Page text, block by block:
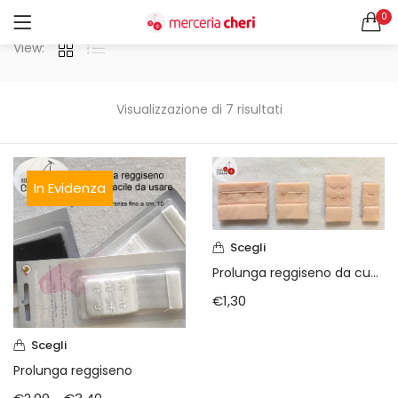
0
Password dimenticata?
Tutte le categorie
Accessori merceria (94)
Cesti portalavoro (8)
Aghi e spilli (24)
Applicazioni (26)
Borse (6)
Bottoni Vintage (204)
Lotti di Bottoni vintage (27)
Bottoni/alamari/automatici (46)
Alamari (5)
Calze collant donna (24)
Cappelli (16)
Visualizzazione di 7 risultati
View:
In Evidenza
Scegli
Prolunga reggiseno
Scegli
Prolunga reggiseno da cucire
€1,30